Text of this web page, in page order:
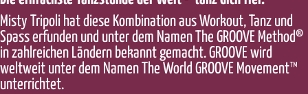
Misty Tripoli hat diese Kombination aus Workout, Tanz und
Spass erfunden und unter dem Namen The GROOVE Method®
in zahlreichen Ländern bekannt gemacht. GROOVE wird
weltweit unter dem Namen The World GROOVE Movement™
unterrichtet.